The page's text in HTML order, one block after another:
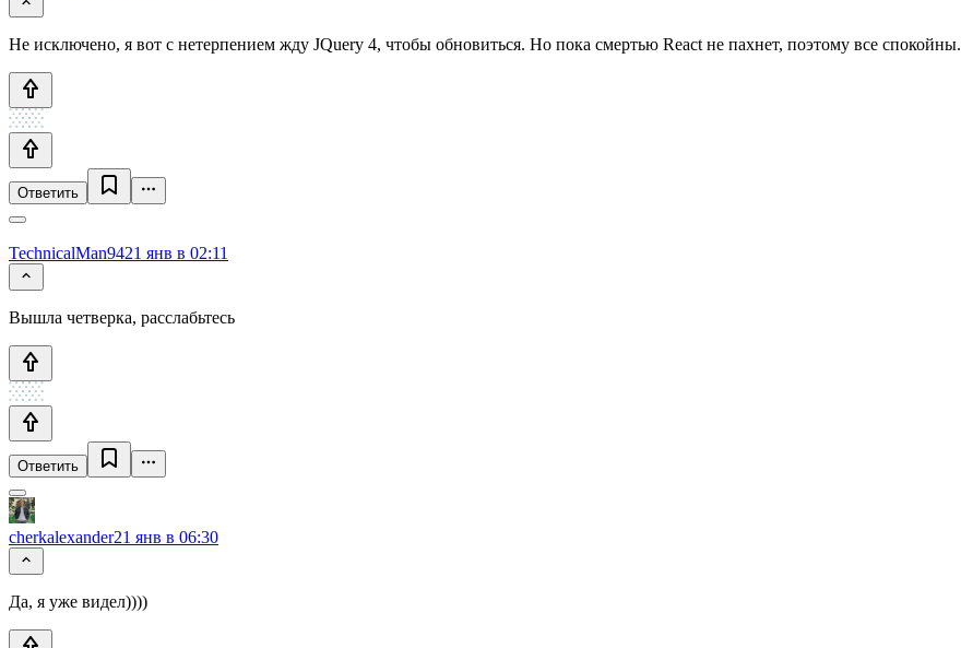
Не исключено, я вот с нетерпением жду JQuery 4, чтобы обновиться. Но пока смертью React не пахнет, поэтому все спокойны.
Ответить
TechnicalMan9421 янв в 02:11
Вышла четверка, расслабьтесь
Ответить
cherkalexander21 янв в 06:30
Да, я уже видел))))